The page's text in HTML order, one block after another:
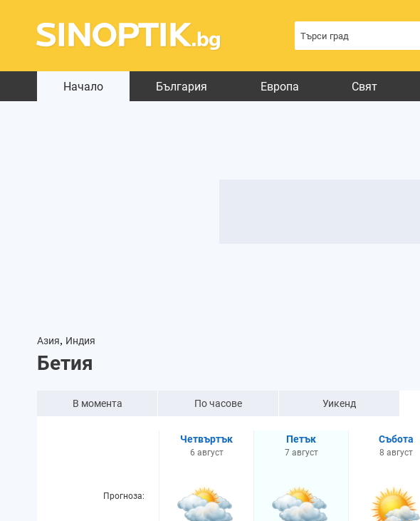
Начало България Европа Свят
Азия, Индия
Бетия
В момента По часове Уикенд
Прогноза:
Четвъртък
6 август
Петък
7 август
Събота
8 август